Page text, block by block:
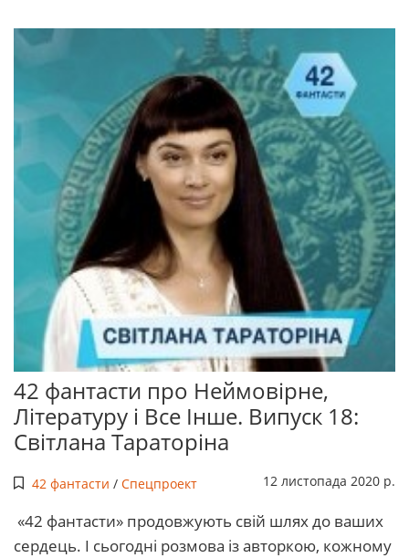
42 фантасти про Неймовірне,
Літературу і Все Інше. Випуск 18:
Світлана Тараторіна
42 фантасти / Спецпроект 12 листопада 2020 р.
«42 фантасти» продовжують свій шлях до ваших
сердець. І сьогодні розмова із авторкою, кожному